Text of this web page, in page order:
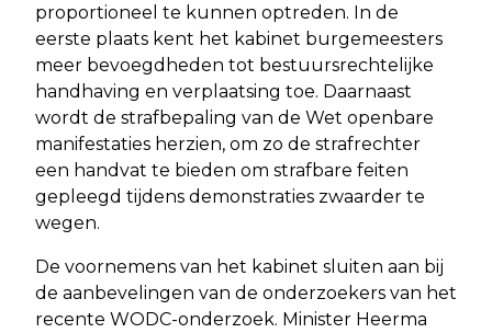
proportioneel te kunnen optreden. In de
eerste plaats kent het kabinet burgemeesters
meer bevoegdheden tot bestuursrechtelijke
handhaving en verplaatsing toe. Daarnaast
wordt de strafbepaling van de Wet openbare
manifestaties herzien, om zo de strafrechter
een handvat te bieden om strafbare feiten
gepleegd tijdens demonstraties zwaarder te
wegen.
De voornemens van het kabinet sluiten aan bij
de aanbevelingen van de onderzoekers van het
recente WODC-onderzoek. Minister Heerma